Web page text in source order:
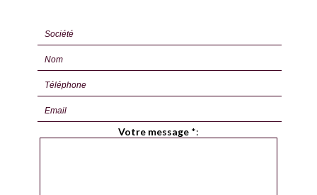
Votre message *: